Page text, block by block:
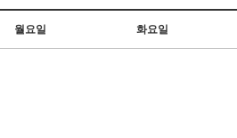
월요일 화요일